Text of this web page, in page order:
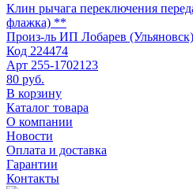
Клин рычага переключения
флажка) **
Произ-ль ИП Лобарев (Ульяновск)
Код 224474
Арт 255-1702123
80 руб.
В корзину
Каталог товара
О компании
Новости
Оплата и доставка
Гарантии
Контакты